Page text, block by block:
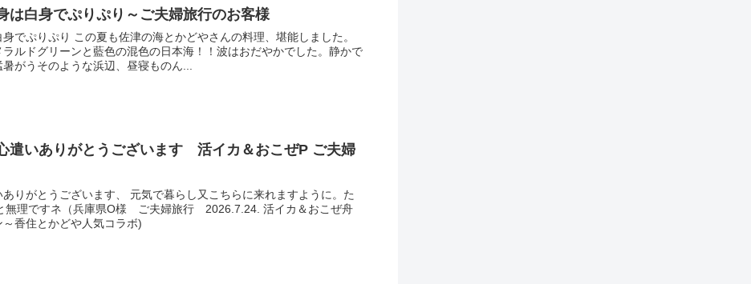
は白身でぷりぷり～ご夫婦旅行のお客様
でぷりぷり この夏も佐津の海とかどやさんの料理、堪能しました。
ルドグリーンと藍色の混色の日本海！！波はおだやかでした。静かで
がうそのような浜辺、昼寝ものん...
遣いありがとうございます 活イカ＆おこぜP ご夫婦
りがとうございます、 元気で暮らし又こちらに来れますように。た
無理ですネ（兵庫県O様 ご夫婦旅行 2026.7.24. 活イカ＆おこぜ舟
香住とかどや人気コラボ)